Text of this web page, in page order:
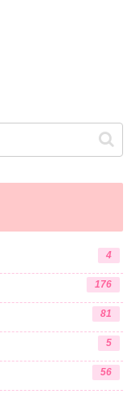
4
176
81
5
56